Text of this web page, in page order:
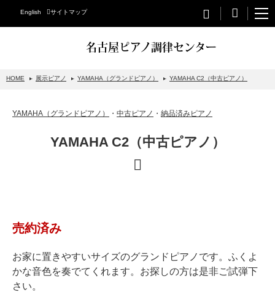
English サイトマップ
名古屋ピアノ調律センター
グランドピアノ
ベヒシュタイングランドピアノ
ベヒシュタインアップライトピアノ
ホフマングランドピアノ
HOME 展示ピアノ YAMAHA（グランドピアノ） YAMAHA C2（中古ピアノ）
YAMAHA（グランドピアノ） ・ 中古ピアノ ・ 納品済みピアノ
YAMAHA C2（中古ピアノ）
売約済み
お家に置きやすいサイズのグランドピアノです。ふくよ
かな音色を奏でてくれます。お探しの方は是非ご試弾下
さい。